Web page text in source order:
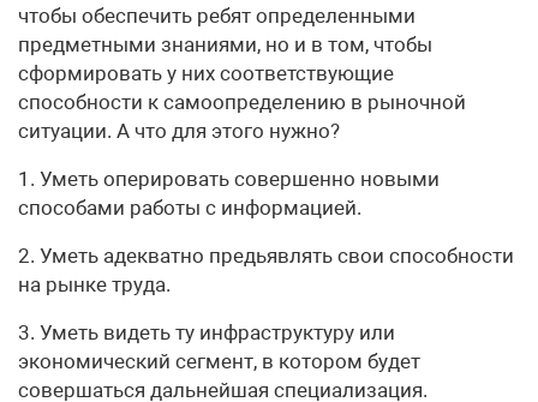
чтобы обеспечить ребят определенными
предметными знаниями, но и в том, чтобы
сформировать у них соответствующие
способности к самоопределению в рыночной
ситуации. А что для этого нужно?
1. Уметь оперировать совершенно новыми
способами работы с информацией.
2. Уметь адекватно предьявлять свои способности
на рынке труда.
3. Уметь видеть ту инфраструктуру или
экономический сегмент, в котором будет
совершаться дальнейшая специализация.